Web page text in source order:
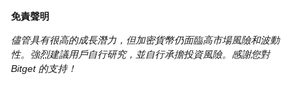
免責聲明
儘管具有很高的成長潛力，但加密貨幣仍面臨高市場風險和波動
性。強烈建議用戶自行研究，並自行承擔投資風險。感謝您對
Bitget 的支持！